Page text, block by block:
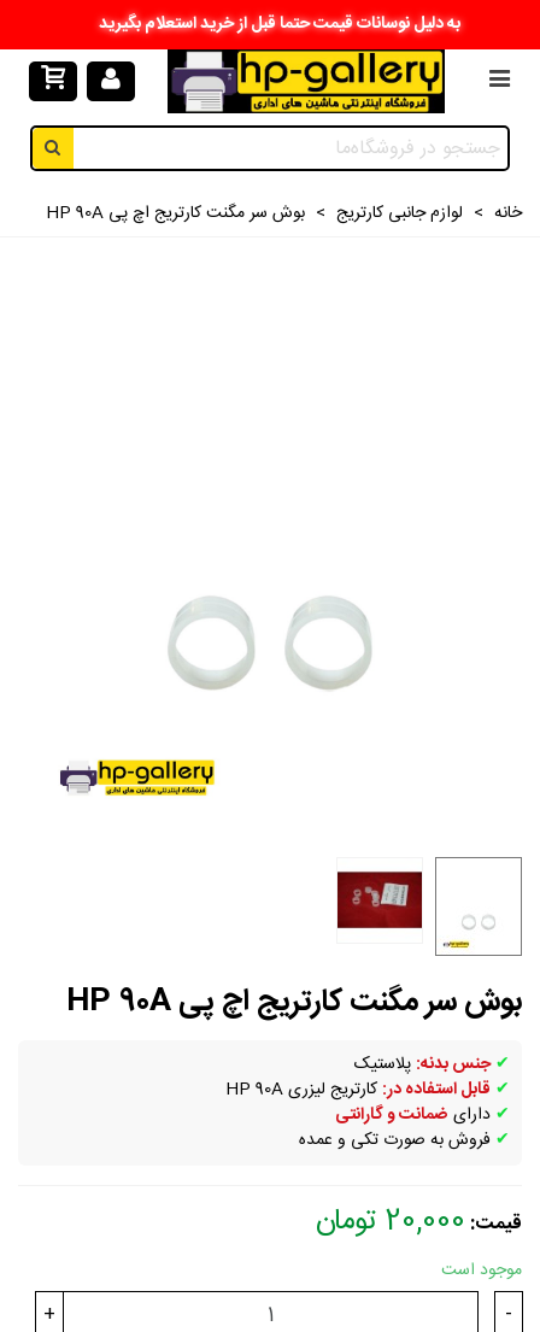
به دلیل نوسانات قیمت حتما قبل از خرید استعلام بگیرید
خانه > لوازم جانبی کارتریج > بوش سر مگنت کارتریج اچ پی HP 90A
بوش سر مگنت کارتریج اچ پی HP 90A
✔ جنس بدنه: پلاستیک
✔ قابل استفاده در: کارتریج لیزری HP 90A
✔ دارای ضمانت و گارانتی
✔ فروش به صورت تکی و عمده
قیمت: 20,000 تومان
موجود است
-
+